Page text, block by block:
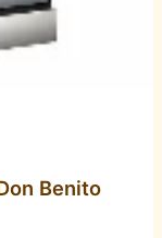
Benito